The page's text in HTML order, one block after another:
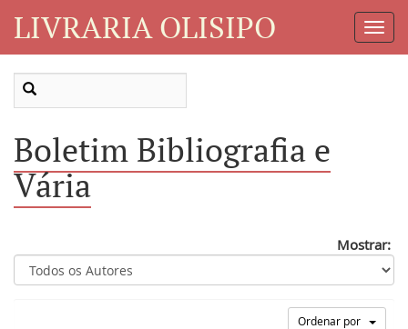
LIVRARIA OLISIPO
Boletim Bibliografia e
Vária
Mostrar:
Ordenar por